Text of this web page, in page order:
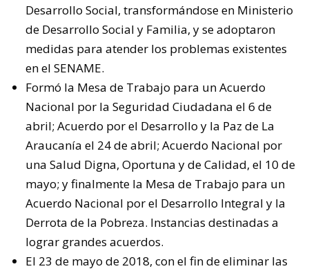
Desarrollo Social, transformándose en Ministerio
de Desarrollo Social y Familia, y se adoptaron
medidas para atender los problemas existentes
en el SENAME.
Formó la Mesa de Trabajo para un Acuerdo
Nacional por la Seguridad Ciudadana el 6 de
abril; Acuerdo por el Desarrollo y la Paz de La
Araucanía el 24 de abril; Acuerdo Nacional por
una Salud Digna, Oportuna y de Calidad, el 10 de
mayo; y finalmente la Mesa de Trabajo para un
Acuerdo Nacional por el Desarrollo Integral y la
Derrota de la Pobreza. Instancias destinadas a
lograr grandes acuerdos.
El 23 de mayo de 2018, con el fin de eliminar las